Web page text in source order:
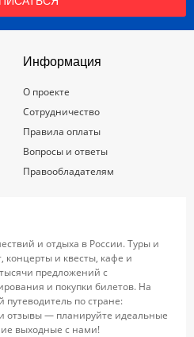
Информация
О проекте
Сотрудничество
Правила оплаты
Вопросы и ответы
Правообладателям
и отдыха в России. Туры и
концерты и квесты, кафе и
предложений с
и покупки билетов. На
путеводитель по стране:
отзывы — планируйте идеальные
выходные с нами!